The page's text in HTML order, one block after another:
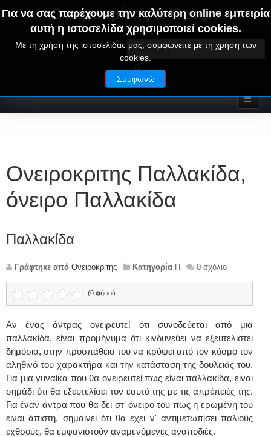
Ονειροκρίτης & Όραμα
ΟΝΕΙΡΑ ΕΡΜΗΝΕΙΕΣ - ΑΛΦΑΒΗΤΙΚΟΣ ΟΝΕΙΡΟΚΡΙΤΗΣ
Για να σας παρέχουμε την καλύτερη online εμπειρία
αυτή η ιστοσελίδα χρησιμοποιεί cookies.
Με τη χρήση της ιστοσελίδας μας, συμφωνείτε με τη χρήση των
cookies.
Συμφωνώ
Ονειροκριτης Παλλακίδα,
όνειρο Παλλακίδα
Παλλακίδα
Γράφτηκε από Ονειροκρίτης Κατηγορία Π 0 σχόλιο
(0 ψήφοι)
Αν ένας άντρας ονειρευτεί ότι συνοδεύεται από μια
παλλακίδα, είναι προμήνυμα ότι κινδυνεύει να εξευτελιστεί
δημόσια, στην προσπάθεια του να κρύψει από τον κόσμο τον
αληθινό του χαρακτήρα και την κατάσταση της δουλειάς του.
Για μια γυναίκα που θα ονειρευτεί πως είναι παλλακίδα, είναι
σημάδι ότι θα εξευτελίσει τον εαυτό της με τις απρέπειές της.
Για έναν άντρα που θα δει στ' όνειρο του πως η ερωμένη του
είναι άπιστη, σημαίνει ότι θα έχει ν' αντιμετωπίσει παλιούς
εχθρούς, θα εμφανιστούν αναμενόμενες αναποδιές.